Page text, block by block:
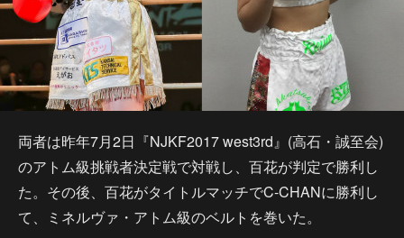
両者は昨年7月2日『NJKF2017 west3rd』(高石・誠至会)
のアトム級挑戦者決定戦で対戦し、百花が判定で勝利し
た。その後、百花がタイトルマッチでC-CHANに勝利し
て、ミネルヴァ・アトム級のベルトを巻いた。